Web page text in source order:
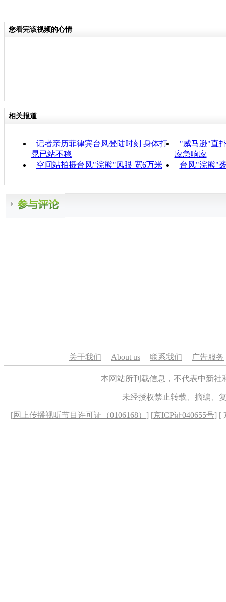
您看完该视频的心情
相关报道
记者亲历菲律宾台风登陆时刻 身体打
晃已站不稳
"威马逊"直
应急响应
空间站拍摄台风"浣熊"风眼 宽6万米
台风"浣熊"
关于我们 | About us | 联系我们 | 广告服务
本网站所刊载信息，不代表中新
未经授权禁止转载、摘编、
[网上传播视听节目许可证（0106168） ] [京ICP证040655号] [